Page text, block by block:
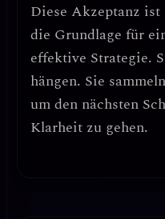
Diese Akzeptanz
die Grundlage für
effektive Strategie.
hängen. Sie
um den nächsten
Klarheit zu gehen.